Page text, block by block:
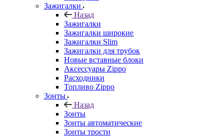
Зажигалки
Назад
Зажигалки
Зажигалки широкие
Зажигалки Slim
Зажигалки для трубок
Новые вставные блоки
Аксессуары Zippo
Расходники
Топливо Zippo
Зонты
Назад
Зонты
Зонты автоматические
Зонты трости